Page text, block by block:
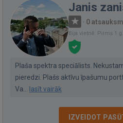
Janis
· 0
Bija vietnē: Pirms 1
Plaša spektra speciālists.
pieredzi. Plašs aktīvu īpašumu
Va...
lasīt vairāk
IZVEIDOT